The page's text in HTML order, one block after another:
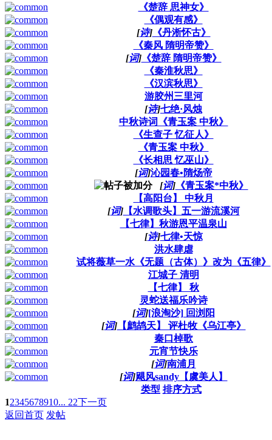
《楚辞 思神女》
《偶观有感》
[诗]《丹淅怀古》
《秦风 隋明帝赞》
[词]《楚辞 隋明帝赞》
《秦淮秋思》
《汉滨秋思》
游胶州三里河
[诗]七绝·风烛
中秋诗词《青玉案 中秋》
《生查子 忆征人》
《青玉案 中秋》
《长相思 忆巫山》
[词]沁园春•隋炀帝
[词]《青玉案*中秋》
【高阳台】 中秋月
[词]【水调歌头】五一游流溪河
【七律】秋游恩平温泉山
[诗]七律•天惊
洪水肆虐
试将薇草一水《无题（古体）》改为《五律》
江城子 清明
【七律】 秋
灵蛇送福乐吟诗
[词][浪淘沙] 回浏阳
[词]【鹧鸪天】 评杜牧《乌江亭》
秦口棹歌
元宵节快乐
[词]南浦月
[词]飓风sandy【虞美人】
类型 排序方式
12345678910... 22下一页
返回首页 发帖